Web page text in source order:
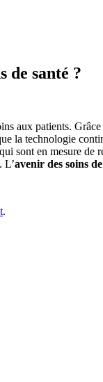
de santé ?
aux patients.
la technologie
sont en mesure
L’avenir des soins
.